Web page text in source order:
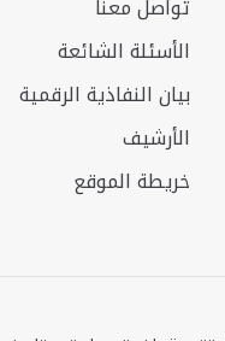
تواصل معنا
الأسئلة الشائعة
بيان النفاذية الرقمية
الأرشيف
خريطة الموقع